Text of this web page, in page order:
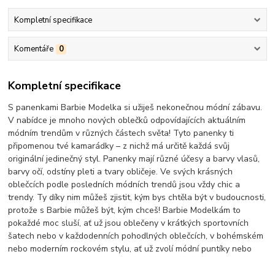
Kompletní specifikace
Komentáře 0
Kompletní specifikace
S panenkami Barbie Modelka si užiješ nekonečnou módní zábavu.
V nabídce je mnoho nových oblečků odpovídajících aktuálním
módním trendům v různých částech světa! Tyto panenky ti
připomenou tvé kamarádky – z nichž má určitě každá svůj
originální jedinečný styl. Panenky mají různé účesy a barvy vlasů,
barvy očí, odstíny pleti a tvary obličeje. Ve svých krásných
oblečcích podle posledních módních trendů jsou vždy chic a
trendy. Ty díky nim můžeš zjistit, kým bys chtěla být v budoucnosti,
protože s Barbie můžeš být, kým chceš! Barbie Modelkám to
pokaždé moc sluší, ať už jsou oblečeny v krátkých sportovních
šatech nebo v každodenních pohodlných oblečcích, v bohémském
nebo moderním rockovém stylu, ať už zvolí módní puntíky nebo